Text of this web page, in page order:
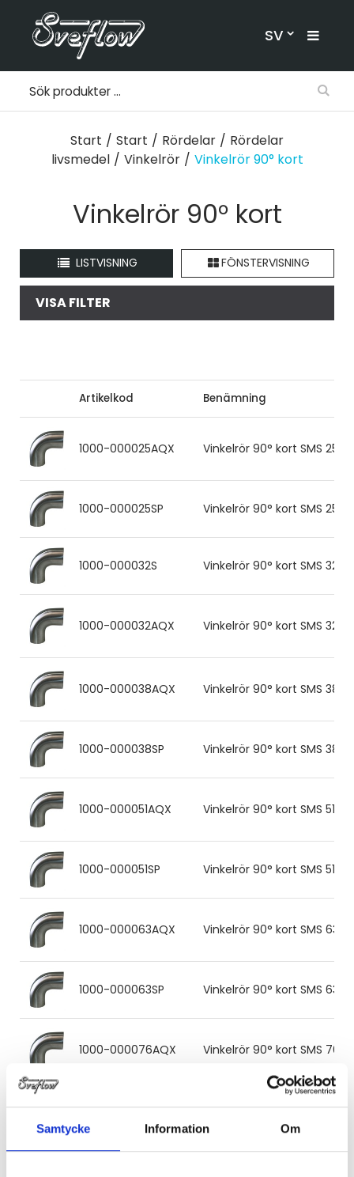
Samtycke Information Om
SV
Start / Start / Rördelar / Rördelar
livsmedel / Vinkelrör / Vinkelrör 90° kort
Vinkelrör 90° kort
LISTVISNING FÖNSTERVISNING
VISA FILTER
Artikelkod Benämning
1000-000025AQX Vinkelrör 90° kort SMS
1000-000025SP Vinkelrör 90° kort SMS
1000-000032S Vinkelrör 90° kort SMS
1000-000032AQX Vinkelrör 90° kort SMS
1000-000038AQX Vinkelrör 90° kort SMS
1000-000038SP Vinkelrör 90° kort SMS
1000-000051AQX Vinkelrör 90° kort SMS
1000-000051SP Vinkelrör 90° kort SMS
1000-000063AQX Vinkelrör 90° kort SMS
1000-000063SP Vinkelrör 90° kort SMS
1000-000076AQX Vinkelrör 90° kort SMS
1000-000076AQX/4 Vinkelrör 90° kort SMS